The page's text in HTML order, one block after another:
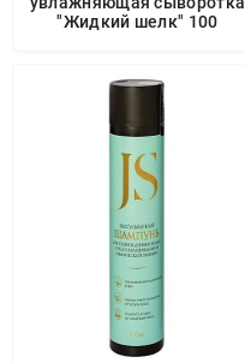
"Жидкий шелк" 100